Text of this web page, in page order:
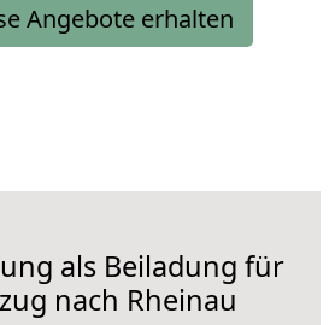
Angebote erhalten
als Beiladung für
nach Rheinau